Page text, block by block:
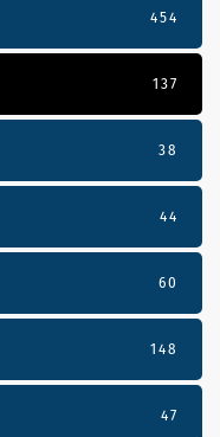
454
137
38
44
60
148
47